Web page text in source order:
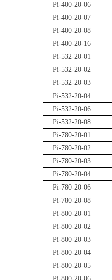
Pi-400-20-06
Pi-400-20-07
Pi-400-20-08
Pi-400-20-16
Pi-532-20-01
Pi-532-20-02
Pi-532-20-03
Pi-532-20-04
Pi-532-20-06
Pi-532-20-08
Pi-780-20-01
Pi-780-20-02
Pi-780-20-03
Pi-780-20-04
Pi-780-20-06
Pi-780-20-08
Pi-800-20-01
Pi-800-20-02
Pi-800-20-03
Pi-800-20-04
Pi-800-20-05